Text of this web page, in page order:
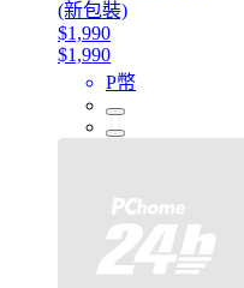
(新包裝)
$1,990
$1,990
P幣